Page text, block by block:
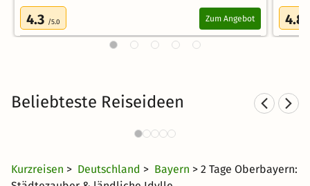
4.3 /5.0 Zum Angebot 4.8
Beliebteste Reiseideen
Sporthotels in Bayern
1992 Angebote
Kurzreisen > Deutschland > Bayern > 2 Tage Oberbayern: